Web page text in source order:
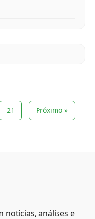
21 Próximo »
notícias, análises e